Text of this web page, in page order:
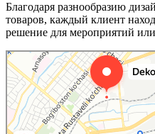
Благодаря разнообразию
товаров, каждый клиент
решение для мероприятий